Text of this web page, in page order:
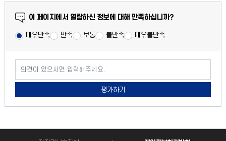
만족도 조사
이 페이지에서 열람하신 정보에 대해 만족하십니까?
매우만족 만족 보통 불만족 매우불만족
평가하기